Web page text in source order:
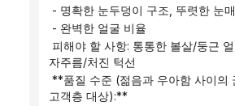
- 명확한 눈두덩이 구조, 뚜렷한 눈
- 완벽한 얼굴 비율
자주름/처진 턱선
고객층 대상):**